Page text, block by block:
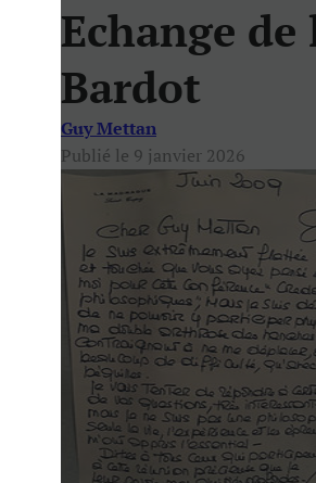
Echange
Bardot
Guy Mettan
Publié le 9 janvier 2026